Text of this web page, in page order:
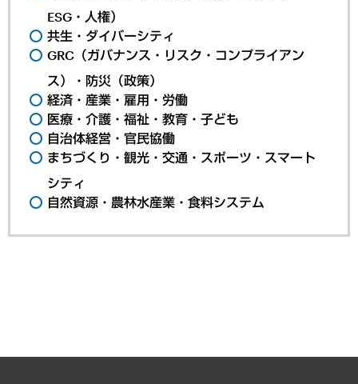
ESG・人権）
共生・ダイバーシティ
GRC（ガバナンス・リスク・コンプライアン
ス）・防災（政策）
経済・産業・雇用・労働
医療・介護・福祉・教育・子ども
自治体経営・官民協働
まちづくり・観光・交通・スポーツ・スマート
シティ
自然資源・農林水産業・食料システム